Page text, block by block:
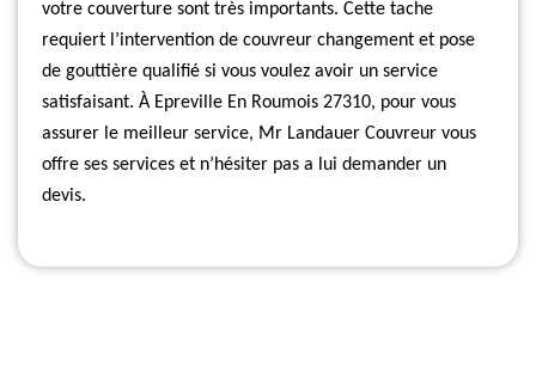
votre couverture sont très importants. Cette tache
requiert l’intervention de couvreur changement et pose
de gouttière qualifié si vous voulez avoir un service
satisfaisant. À Epreville En Roumois 27310, pour vous
assurer le meilleur service, Mr Landauer Couvreur vous
offre ses services et n’hésiter pas a lui demander un
devis.